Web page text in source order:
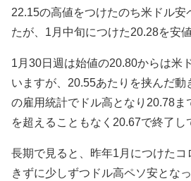
22.15の高値をつけたのち米ドル安
たが、1月中旬につけた20.28を安
1月30日週は始値の20.80からは米
いますが、20.55あたりを挟んだ動
の雇用統計でドル高となり20.78ま
を超えることもなく20.67で終了し
長期で見ると、昨年1月につけた
きずに少しずつドル高ペソ安とな